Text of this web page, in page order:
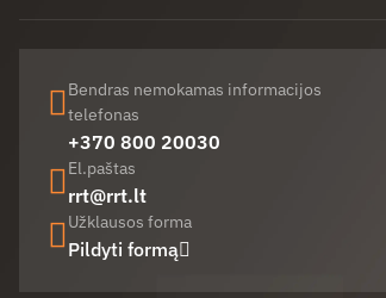
Bendras nemokamas informacijos
telefonas
+370 800 20030
El.paštas
rrt@rrt.lt
Užklausos forma
Pildyti formą